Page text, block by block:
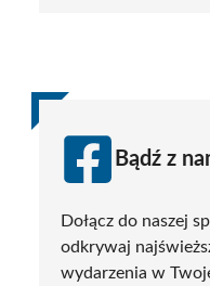
Bądź z
Dołącz do naszej
odkrywaj
wydarzenia w